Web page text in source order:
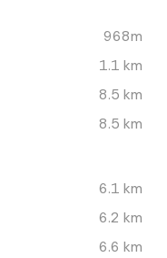
968m
1.1 km
8.5 km
8.5 km
6.1 km
6.2 km
6.6 km